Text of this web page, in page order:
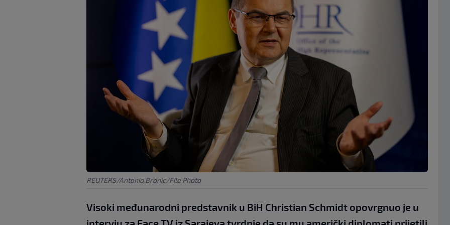
REUTERS/Antonio Bronic/File Photo
Visoki međunarodni predstavnik u BiH Christian Schmidt opovrgnuo je u